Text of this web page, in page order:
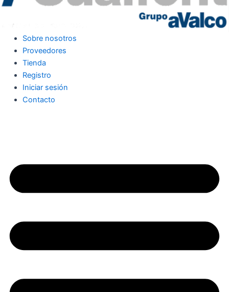
Sobre nosotros
Proveedores
Tienda
Registro
Iniciar sesión
Contacto